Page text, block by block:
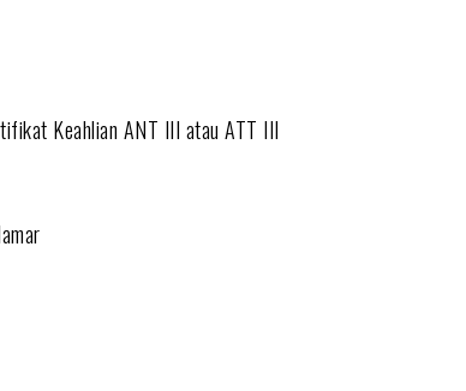
Keahlian ANT III atau ATT III